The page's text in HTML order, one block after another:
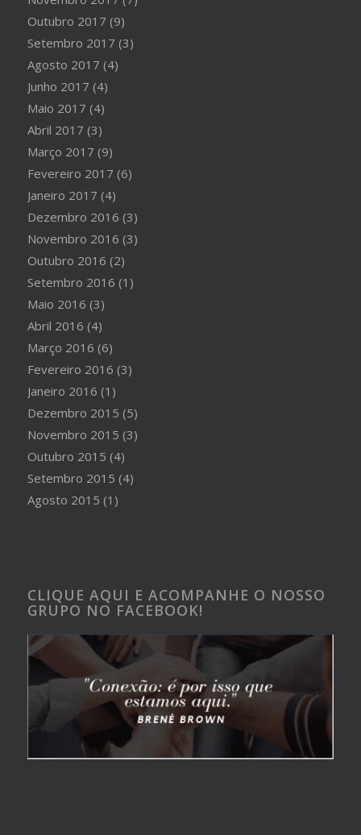
Outubro 2017 (9)
Setembro 2017 (3)
Agosto 2017 (4)
Junho 2017 (4)
Maio 2017 (4)
Abril 2017 (3)
Março 2017 (9)
Fevereiro 2017 (6)
Janeiro 2017 (4)
Dezembro 2016 (3)
Novembro 2016 (3)
Outubro 2016 (2)
Setembro 2016 (1)
Maio 2016 (3)
Abril 2016 (4)
Março 2016 (6)
Fevereiro 2016 (3)
Janeiro 2016 (1)
Dezembro 2015 (5)
Novembro 2015 (3)
Outubro 2015 (4)
Setembro 2015 (4)
Agosto 2015 (1)
CLIQUE AQUI E ACOMPANHE O NOSSO
GRUPO NO FACEBOOK!